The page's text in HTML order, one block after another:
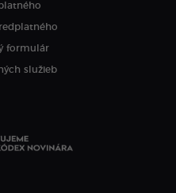
formulár
služieb